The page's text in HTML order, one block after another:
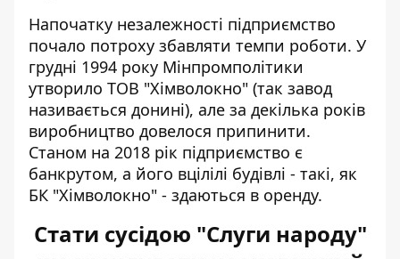
Напочатку незалежності підприємство
почало потроху збавляти темпи роботи. У
грудні 1994 року Мінпромполітики
утворило ТОВ "Хімволокно" (так завод
називається донині), але за декілька років
виробництво довелося припинити.
Станом на 2018 рік підприємство є
банкрутом, а його вцілілі будівлі - такі, як
БК "Хімволокно" - здаються в оренду.
Стати сусідою "Слуги народу"